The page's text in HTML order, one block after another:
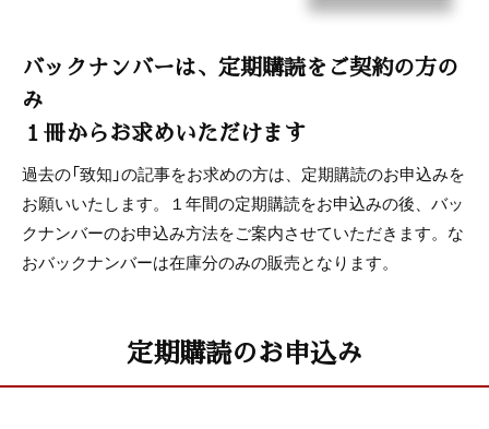
バックナンバーは、定期購読をご契約の方の
み
１冊からお求めいただけます
過去の「致知」の記事をお求めの方は、定期購読のお申込みを
お願いいたします。１年間の定期購読をお申込みの後、バッ
クナンバーのお申込み方法をご案内させていただきます。な
おバックナンバーは在庫分のみの販売となります。
定期購読のお申込み